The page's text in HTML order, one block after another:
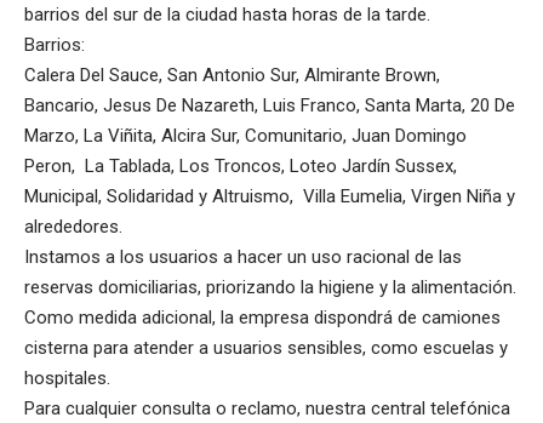
barrios del sur de la ciudad hasta horas de la tarde.
Barrios:
Calera Del Sauce, San Antonio Sur, Almirante Brown,
Bancario, Jesus De Nazareth, Luis Franco, Santa Marta, 20 De
Marzo, La Viñita, Alcira Sur, Comunitario, Juan Domingo
Peron, La Tablada, Los Troncos, Loteo Jardín Sussex,
Municipal, Solidaridad y Altruismo, Villa Eumelia, Virgen Niña y
alrededores.
Instamos a los usuarios a hacer un uso racional de las
reservas domiciliarias, priorizando la higiene y la alimentación.
Como medida adicional, la empresa dispondrá de camiones
cisterna para atender a usuarios sensibles, como escuelas y
hospitales.
Para cualquier consulta o reclamo, nuestra central telefónica